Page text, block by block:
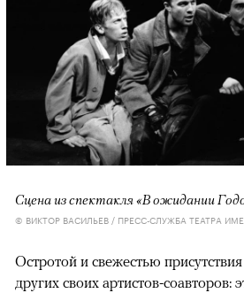
Сцена из спектакля «В ожидании
© ВИКТОР ВАСИЛЬЕВ / ПРЕСС-СЛУЖБА ТЕАТРА
Остротой и свежестью
других своих артистов-соавторов: